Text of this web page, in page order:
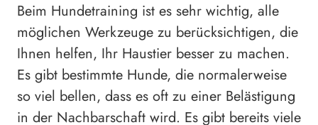
Beim Hundetraining ist es sehr wichtig, alle
möglichen Werkzeuge zu berücksichtigen, die
Ihnen helfen, Ihr Haustier besser zu machen.
Es gibt bestimmte Hunde, die normalerweise
so viel bellen, dass es oft zu einer Belästigung
in der Nachbarschaft wird. Es gibt bereits viele